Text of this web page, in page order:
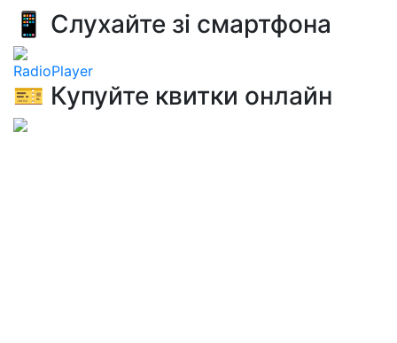
📱 Слухайте зі смартфона
RadioPlayer
🎫 Купуйте квитки онлайн